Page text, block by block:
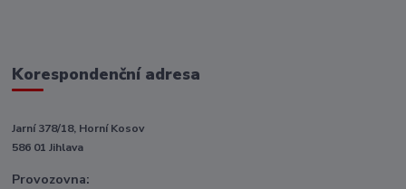
Korespondenční adresa
Jarní 378/18, Horní Kosov
586 01 Jihlava
Provozovna: